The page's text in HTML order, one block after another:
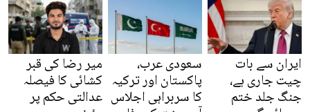
ایران سے بات
چیت جاری ہے،
جنگ جلد ختم
سعودی عرب،
پاکستان اور ترکیہ
کا سربراہی اجلاس
میر رضا کی قبر
کشائی کا فیصلہ
عدالتی حکم پر